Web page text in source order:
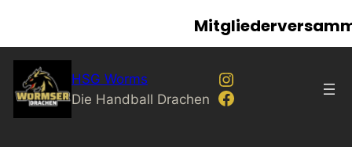
Zum
Inhalt
springen
HSG Worms
Die Handball Drachen
Instagram
Facebook